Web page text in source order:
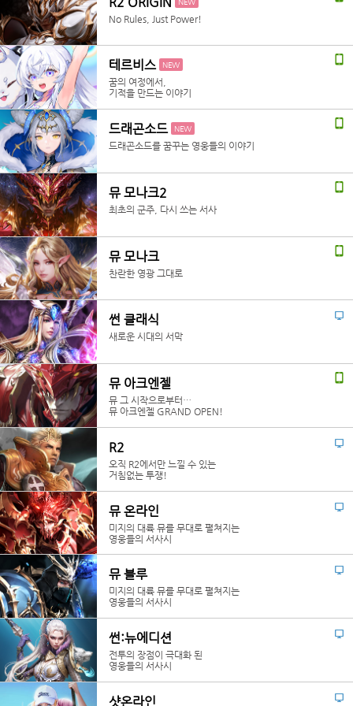
NEW
No Rules, Just Power!
테르비스 NEW
꿈의 여정에서,
기적을 만드는 이야기
드래곤소드 NEW
드래곤소드를 꿈꾸는 영웅들의 이야기
뮤 모나크2
최초의 군주, 다시 쓰는 서사
뮤 모나크
찬란한 영광 그대로
썬 클래식
새로운 시대의 서막
뮤 아크엔젤
뮤 그 시작으로부터…
뮤 아크엔젤 GRAND OPEN!
R2
오직 R2에서만 느낄 수 있는
거침없는 투쟁!
뮤 온라인
미지의 대륙 뮤를 무대로 펼쳐지는
영웅들의 서사시
뮤 블루
미지의 대륙 뮤를 무대로 펼쳐지는
영웅들의 서사시
썬:뉴에디션
전투의 장점이 극대화 된
영웅들의 서사시
샷온라인